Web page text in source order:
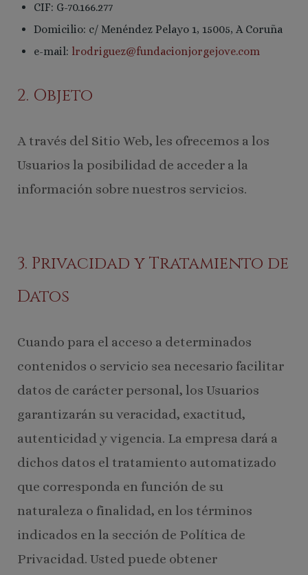
CIF: G-70.166.277
Domicilio: c/ Menéndez Pelayo 1, 15005, A Coruña
e-mail: lrodriguez@fundacionjorgejove.com
2. Objeto
A través del Sitio Web, les ofrecemos a los
Usuarios la posibilidad de acceder a la
información sobre nuestros servicios.
3. Privacidad y Tratamiento de
Datos
Cuando para el acceso a determinados
contenidos o servicio sea necesario facilitar
datos de carácter personal, los Usuarios
garantizarán su veracidad, exactitud,
autenticidad y vigencia. La empresa dará a
dichos datos el tratamiento automatizado
que corresponda en función de su
naturaleza o finalidad, en los términos
indicados en la sección de Política de
Privacidad. Usted puede obtener